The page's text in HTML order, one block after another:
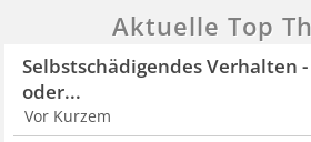
Aktuelle Top
Selbstschädigendes Verhalten
oder...
Vor Kurzem